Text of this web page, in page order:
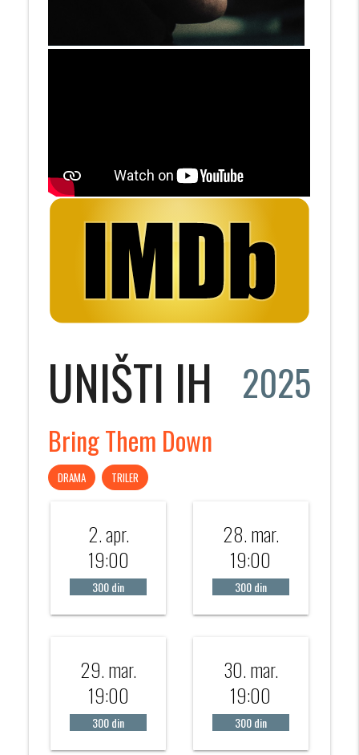
UNIŠTI IH 2025
Bring Them Down
DRAMA TRILER
2. apr.
19:00
300 din
28. mar.
19:00
300 din
29. mar.
19:00
300 din
30. mar.
19:00
300 din